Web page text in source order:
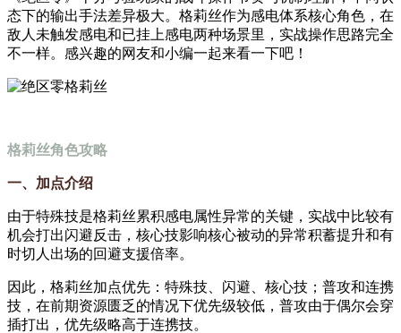
态下的输出手法差异极大。格莉丝作为感电体系核心角色，在
敌人未触发感电和已挂上感电两种场景里，实战操作思路完全
不一样。感兴趣的网友和小编一起来看一下吧！
格莉丝角色攻略
一、加点介绍
由于特殊技是格莉丝累积感电属性异常的关键，实战中比较有
机会打出闪避反击，核心技影响核心被动的异常积蓄提升和有
时切人出场的回避支援倍率。
因此，格莉丝加点优先：特殊技、闪避、核心技；普攻和连携
技，在前期资源匮乏的情况下优先级较低，普攻由于偶尔会穿
插打出，优先级略高于连携技。